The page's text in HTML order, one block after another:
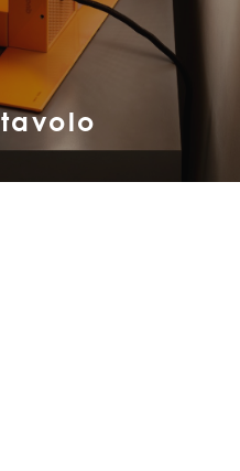
tavolo